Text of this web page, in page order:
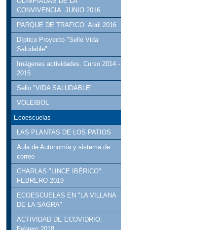
CONVIVENCIA. JUNIO 2016
PARQUE DE TRAFICO. Abril 2016
Díptico Proyecto "Sello Vida
Saludable"
Imágenes actividades. Curso 2014 -
2015
Sello "VIDA SALUDABLE"
VOLEIBOL
Ecoescuelas
LAS PLANTAS DE LOS PATIOS
Aula de Autonomía y sistema de
correo
CHARLAS "LINCE IBÉRICO".
FEBRERO 2019
ECOESCUELAS EN "LA VILLANA
DE LA SAGRA"
ACTIVIDAD DE ECOVIDRIO.